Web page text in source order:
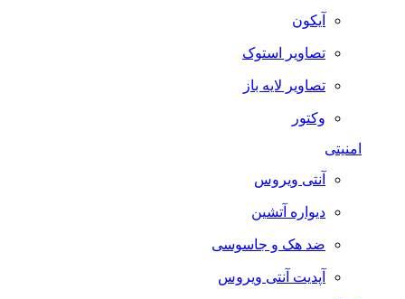
آیکون
تصاویر استوک
تصاویر لایه باز
وکتور
امنیتی
آنتی ویروس
دیواره آتشین
ضد هک و جاسوسی
آپدیت آنتی ویروس